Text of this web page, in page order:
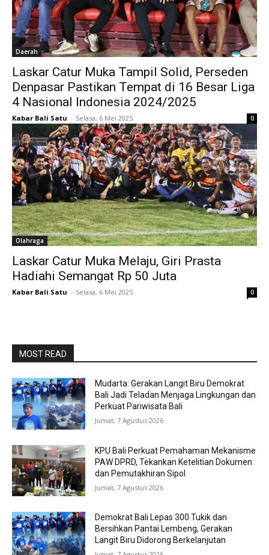
Daerah
Laskar Catur Muka Tampil Solid, Perseden
Denpasar Pastikan Tempat di 16 Besar Liga
4 Nasional Indonesia 2024/2025
Kabar Bali Satu - Selasa, 6 Mei 2025 0
Olahraga
Laskar Catur Muka Melaju, Giri Prasta
Hadiahi Semangat Rp 50 Juta
Kabar Bali Satu - Selasa, 6 Mei 2025 0
MOST READ
Mudarta: Gerakan Langit Biru Demokrat
Bali Jadi Teladan Menjaga Lingkungan dan
Perkuat Pariwisata Bali
Jumat, 7 Agustus 2026
KPU Bali Perkuat Pemahaman Mekanisme
PAW DPRD, Tekankan Ketelitian Dokumen
dan Pemutakhiran Sipol
Jumat, 7 Agustus 2026
Demokrat Bali Lepas 300 Tukik dan
Bersihkan Pantai Lembeng, Gerakan
Langit Biru Didorong Berkelanjutan